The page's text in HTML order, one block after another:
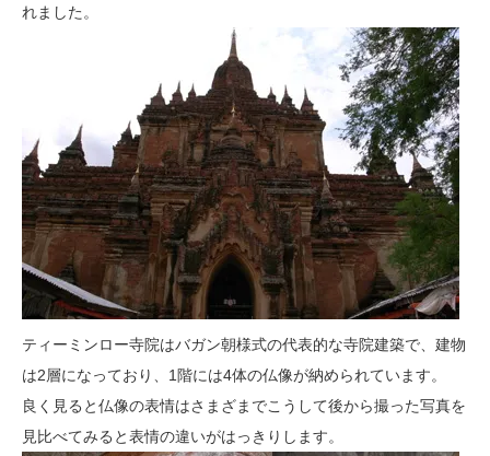
れました。
ティーミンロー寺院はバガン朝様式の代表的な寺院建築で、建物
は2層になっており、1階には4体の仏像が納められています。
良く見ると仏像の表情はさまざまでこうして後から撮った写真を
見比べてみると表情の違いがはっきりします。